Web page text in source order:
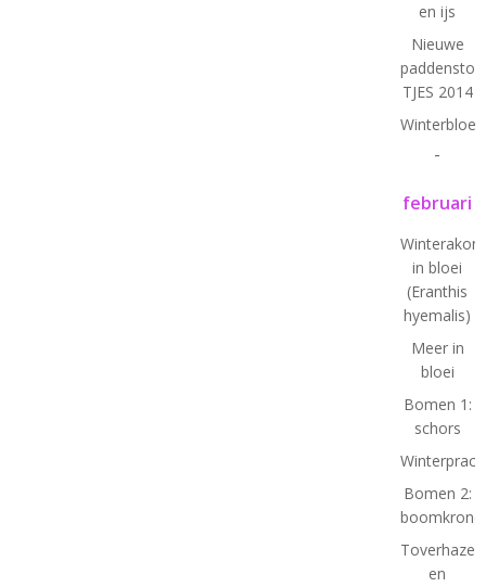
en ijs
Nieuwe
TJES 2014
-
februari
in bloei
(Eranthis
hyemalis)
Meer in
bloei
Bomen 1:
schors
Bomen 2:
en